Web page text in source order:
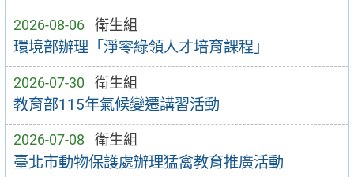
2026-08-06 衛生組
環境部辦理「淨零綠領人才培育課程」
2026-07-30 衛生組
教育部115年氣候變遷講習活動
2026-07-08 衛生組
臺北市動物保護處辦理猛禽教育推廣活動